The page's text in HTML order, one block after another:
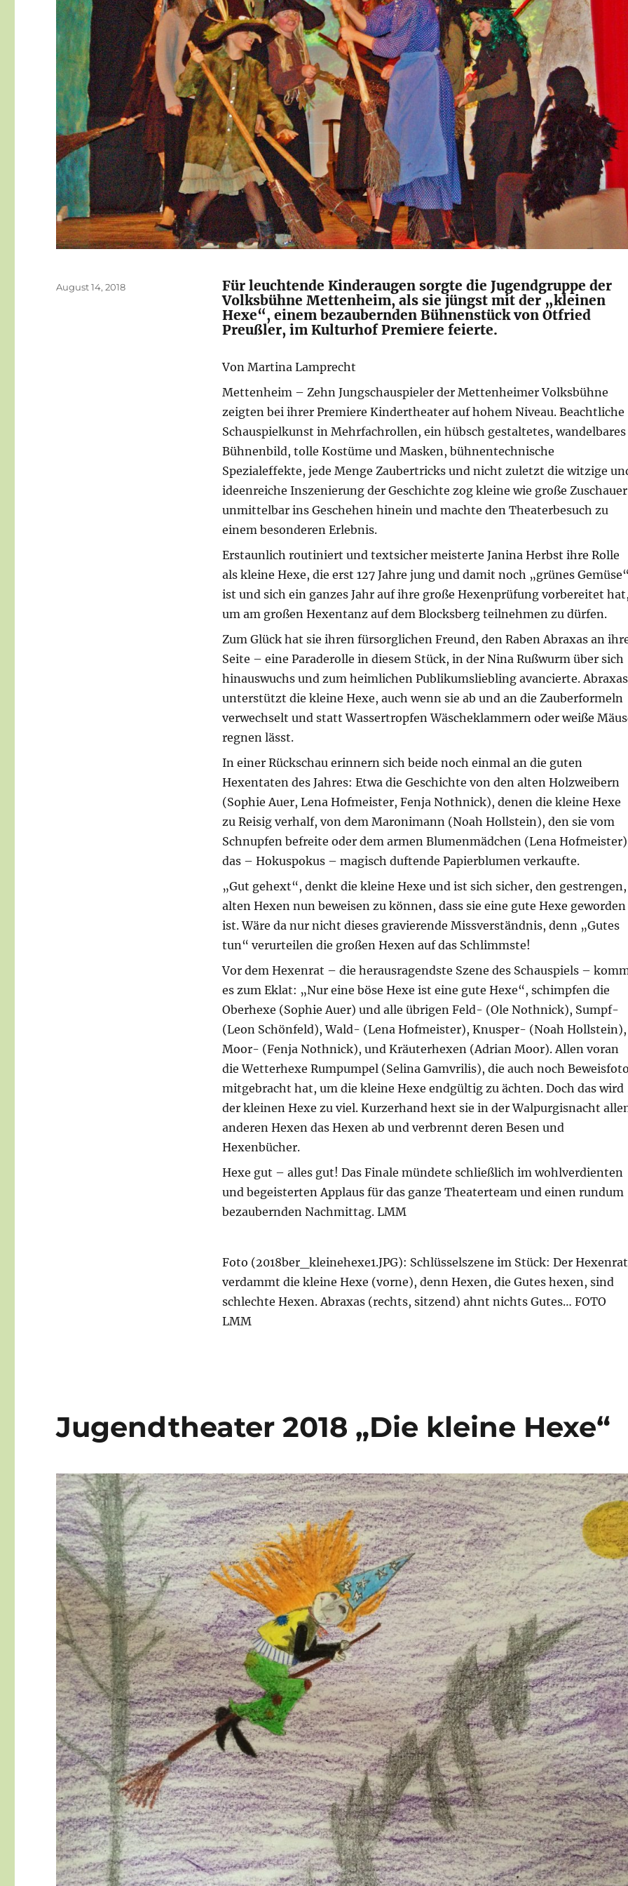
Für leuchtende Kinderaugen sorgte die Jugendgruppe der
Volksbühne Mettenheim, als sie jüngst mit der „kleinen
Hexe“, einem bezaubernden Bühnenstück von Otfried
Preußler, im Kulturhof Premiere feierte.
Von Martina Lamprecht
Mettenheim – Zehn Jungschauspieler der Mettenheimer Volksbühne
zeigten bei ihrer Premiere Kindertheater auf hohem Niveau. Beachtliche
Schauspielkunst in Mehrfachrollen, ein hübsch gestaltetes, wandelbares
Bühnenbild, tolle Kostüme und Masken, bühnentechnische
Spezialeffekte, jede Menge Zaubertricks und nicht zuletzt die witzige
ideenreiche Inszenierung der Geschichte zog kleine wie große Zuschauer
unmittelbar ins Geschehen hinein und machte den Theaterbesuch zu
einem besonderen Erlebnis.
Erstaunlich routiniert und textsicher meisterte Janina Herbst ihre Rolle
als kleine Hexe, die erst 127 Jahre jung und damit noch „grünes Gemüse“
ist und sich ein ganzes Jahr auf ihre große Hexenprüfung vorbereitet hat,
um am großen Hexentanz auf dem Blocksberg teilnehmen zu dürfen.
Zum Glück hat sie ihren fürsorglichen Freund, den Raben Abraxas an
Seite – eine Paraderolle in diesem Stück, in der Nina Rußwurm über sich
hinauswuchs und zum heimlichen Publikumsliebling avancierte. Abraxas
unterstützt die kleine Hexe, auch wenn sie ab und an die Zauberformeln
verwechselt und statt Wassertropfen Wäscheklammern oder weiße
regnen lässt.
In einer Rückschau erinnern sich beide noch einmal an die guten
Hexentaten des Jahres: Etwa die Geschichte von den alten Holzweibern
(Sophie Auer, Lena Hofmeister, Fenja Nothnick), denen die kleine Hexe
zu Reisig verhalf, von dem Maronimann (Noah Hollstein), den sie vom
Schnupfen befreite oder dem armen Blumenmädchen (Lena
das – Hokuspokus – magisch duftende Papierblumen verkaufte.
„Gut gehext“, denkt die kleine Hexe und ist sich sicher, den gestrengen,
alten Hexen nun beweisen zu können, dass sie eine gute Hexe geworden
ist. Wäre da nur nicht dieses gravierende Missverständnis, denn „Gutes
tun“ verurteilen die großen Hexen auf das Schlimmste!
Vor dem Hexenrat – die herausragendste Szene des Schauspiels –
es zum Eklat: „Nur eine böse Hexe ist eine gute Hexe“, schimpfen die
Oberhexe (Sophie Auer) und alle übrigen Feld- (Ole Nothnick), Sumpf-
(Leon Schönfeld), Wald- (Lena Hofmeister), Knusper- (Noah Hollstein),
Moor- (Fenja Nothnick), und Kräuterhexen (Adrian Moor). Allen voran
die Wetterhexe Rumpumpel (Selina Gamvrilis), die auch noch
mitgebracht hat, um die kleine Hexe endgültig zu ächten. Doch das wird
der kleinen Hexe zu viel. Kurzerhand hext sie in der Walpurgisnacht
anderen Hexen das Hexen ab und verbrennt deren Besen und
Hexenbücher.
Hexe gut – alles gut! Das Finale mündete schließlich im wohlverdienten
und begeisterten Applaus für das ganze Theaterteam und einen rundum
bezaubernden Nachmittag. LMM
Foto (2018ber_kleinehexe1.JPG): Schlüsselszene im Stück: Der Hexenrat
verdammt die kleine Hexe (vorne), denn Hexen, die Gutes hexen, sind
schlechte Hexen. Abraxas (rechts, sitzend) ahnt nichts Gutes… FOTO
LMM
Veröffentlicht
August 14, 2018
Jugendtheater 2018 „Die kleine Hexe“